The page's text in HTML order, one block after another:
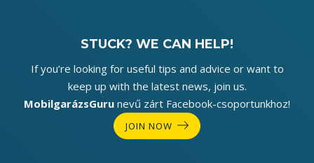
STUCK? WE CAN HELP!
If you’re looking for useful tips and advice or want to
keep up with the latest news, join us.
MobilgarázsGuru nevű zárt Facebook-csoportunkhoz!
JOIN NOW